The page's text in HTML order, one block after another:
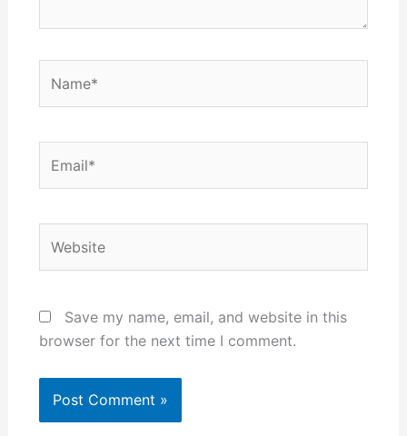
Save my name, email, and website in this
browser for the next time I comment.